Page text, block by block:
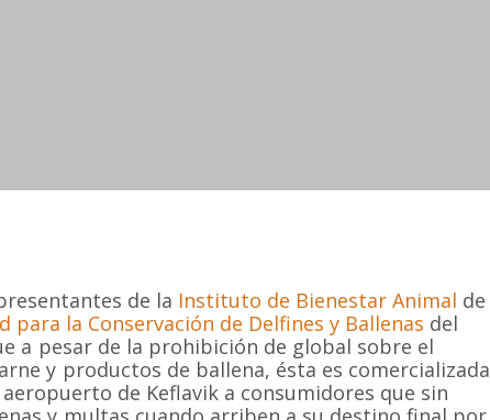
de la Instituto de Bienestar Animal de
para la Conservación de Delfines y Ballenas del
a pesar de la prohibición de global sobre el
y productos de ballena, ésta es comercializada
de Keflavik a consumidores que sin